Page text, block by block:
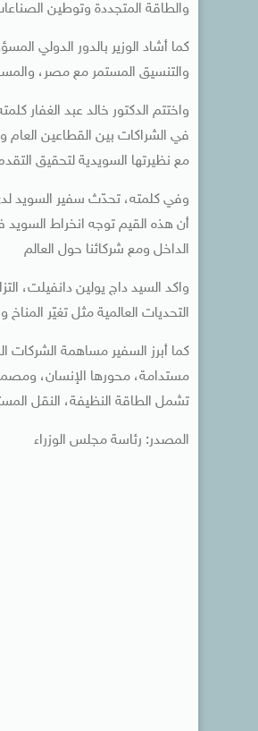
والطاقة المتجددة وتوطين
كما أشاد الوزير بالدور الدولي
والتنسيق المستمر مع مصر،
واختتم الدكتور خالد عبد الغفار
في الشراكات بين القطاعين العام
مع نظيرتها السويدية لتحقيق
وفي كلمته، تحدّث سفير السويد
أن هذه القيم توجه انخراط السويد
الداخل ومع شركائنا حول العالم
واكد السيد داج يولين دانفيلت،
التحديات العالمية مثل تغيّر المناخ
كما أبرز السفير مساهمة الشركات
مستدامة، محورها الإنسان،
تشمل الطاقة النظيفة، النقل
المصدر: رئاسة مجلس الوزراء